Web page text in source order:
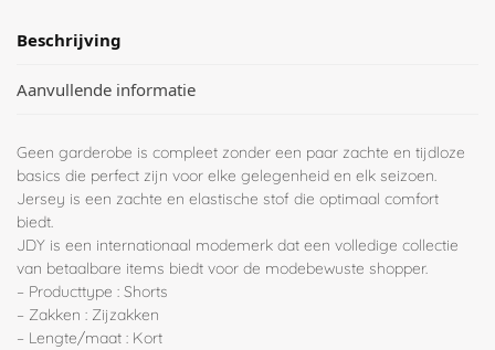
Beschrijving
Aanvullende informatie
Geen garderobe is compleet zonder een paar zachte en tijdloze
basics die perfect zijn voor elke gelegenheid en elk seizoen.
Jersey is een zachte en elastische stof die optimaal comfort
biedt.
JDY is een internationaal modemerk dat een volledige collectie
van betaalbare items biedt voor de modebewuste shopper.
– Producttype : Shorts
– Zakken : Zijzakken
– Lengte/maat : Kort